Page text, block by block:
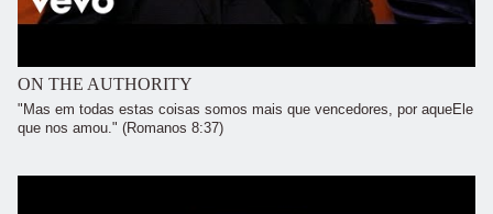
ON THE AUTHORITY
"Mas em todas estas coisas somos mais que vencedores, por aqueEle
que nos amou." (Romanos 8:37)